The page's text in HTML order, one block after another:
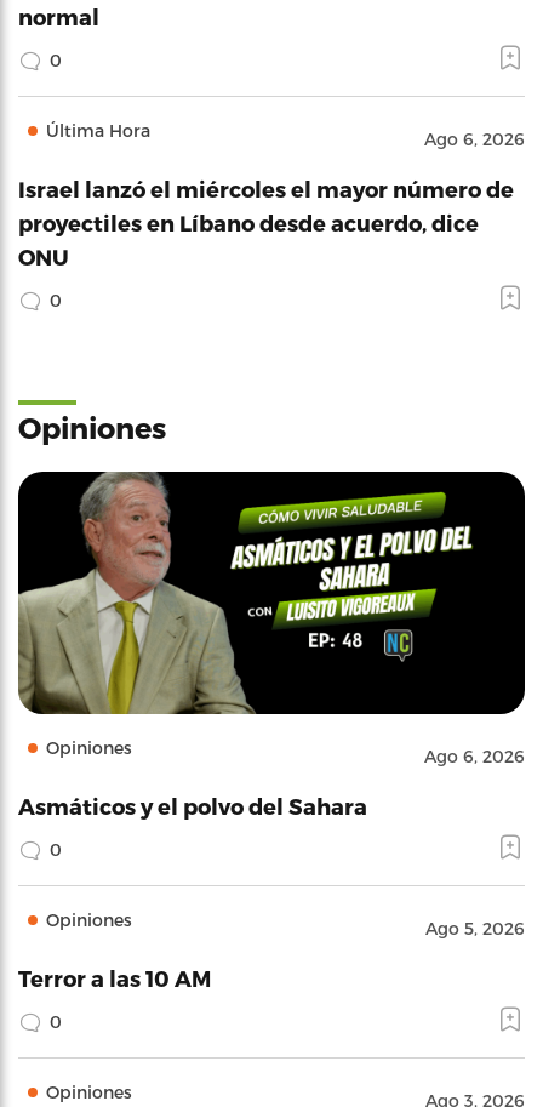
normal
0
Última Hora Ago 6, 2026
Israel lanzó el miércoles el mayor número de
proyectiles en Líbano desde acuerdo, dice
ONU
0
Opiniones
Opiniones Ago 6, 2026
Asmáticos y el polvo del Sahara
0
Opiniones Ago 5, 2026
Terror a las 10 AM
0
Opiniones Ago 3, 2026